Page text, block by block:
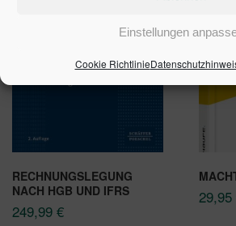
Einstellungen
Cookie Richtlinie
RECHNUNGSLEGUNG
NACH HGB UND IFRS
249,99 €
29,95